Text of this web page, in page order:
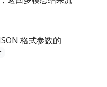
格式参数的